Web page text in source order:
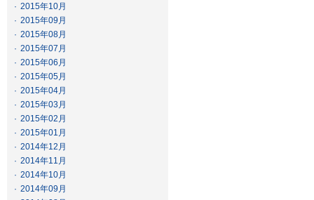
· 2015年10月
· 2015年09月
· 2015年08月
· 2015年07月
· 2015年06月
· 2015年05月
· 2015年04月
· 2015年03月
· 2015年02月
· 2015年01月
· 2014年12月
· 2014年11月
· 2014年10月
· 2014年09月